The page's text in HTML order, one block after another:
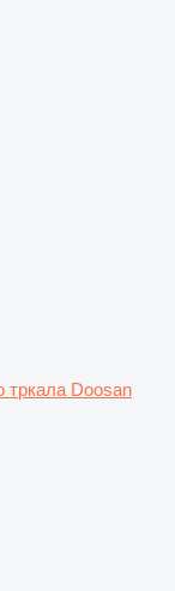
тркала Doosan